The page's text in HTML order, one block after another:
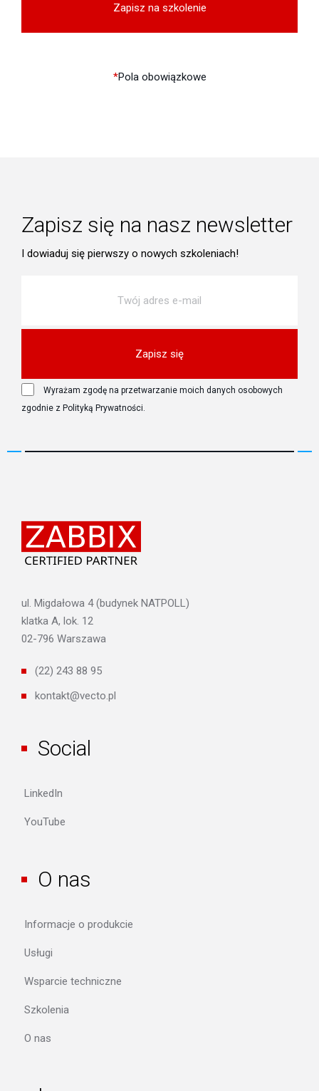
*Pola obowiązkowe
Zapisz się na nasz newsletter
I dowiaduj się pierwszy o nowych szkoleniach!
Zapisz się
Wyrażam zgodę na przetwarzanie moich danych osobowych
zgodnie z Polityką Prywatności.
ul. Migdałowa 4 (budynek NATPOLL)
klatka A, lok. 12
02-796 Warszawa
(22) 243 88 95
kontakt@vecto.pl
Social
LinkedIn
YouTube
O nas
Informacje o produkcie
Usługi
Wsparcie techniczne
Szkolenia
O nas